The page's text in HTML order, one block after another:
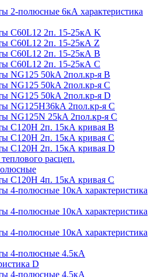
2-полюсные 6кА характеристика
C60L12 2п. 15-25кА K
C60L12 2п. 15-25кА Z
C60L12 2п. 15-25кА B
C60L12 2п. 15-25кА C
NG125 50kA 2пол.кр-я B
NG125 50kA 2пол.кр-я C
NG125 50kA 2пол.кр-я D
NG125H36kA 2пол.кр-я C
NG125N 25kA 2пол.кр-я C
С120H 2п. 15кА кривая B
С120H 2п. 15кА кривая C
С120H 2п. 15кА кривая D
расцеп.
С120H 4п. 15кА кривая C
4-полюсные 10кА характеристика
4-полюсные 10кА характеристика
4-полюсные 10кА характеристика
4-полюсные 4.5кА
D
4-полюсные 4.5кА